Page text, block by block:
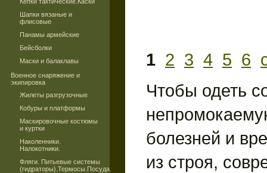
Шапки вязаные и
флисовые
Панамы армейские
Бейсболки
Маски и балаклавы
Военное снаряжение и
экипировка
Жилеты разгрузочные
Кобуры и платформы
Маскировочные костюмы
и куртки
Наколенники.
Налокотники.
Фляги. Питьевые системы
(гидраторы).Термосы.Посуда.
1 2 3 4 5 6
Чтобы одеть
болезней и
из строя,